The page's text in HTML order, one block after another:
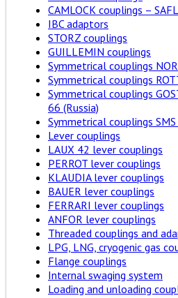
CAMLOCK couplings –
IBC adaptors
STORZ couplings
GUILLEMIN couplings
Symmetrical couplings
Symmetrical couplings
Symmetrical couplings
66 (Russia)
Symmetrical couplings SMS
Lever couplings
LAUX 42 lever couplings
PERROT lever couplings
KLAUDIA lever couplings
BAUER lever couplings
FERRARI lever couplings
ANFOR lever couplings
Threaded couplings and
LPG, LNG, cryogenic gas
Flange couplings
Internal swaging system
Loading and unloading